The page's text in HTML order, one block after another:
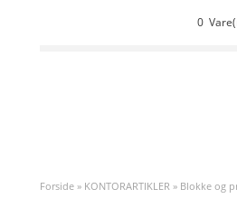
0
Forside » KONTORARTIKLER » Blokke og